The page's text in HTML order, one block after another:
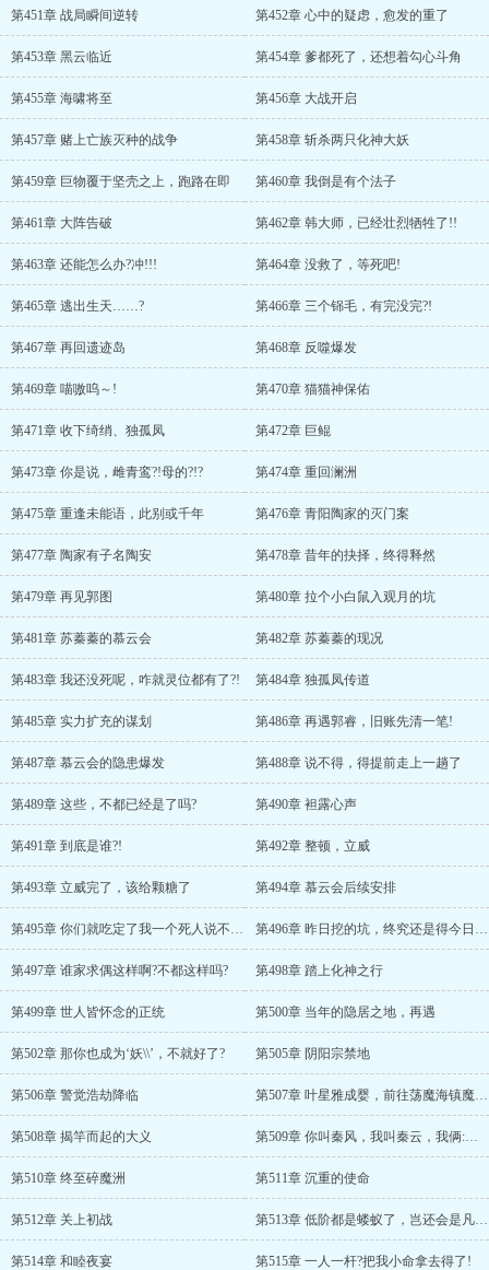
第451章 战局瞬间逆转 第452章 心中的疑虑，愈发的重了
第453章 黑云临近 第454章 爹都死了，还想着勾心斗角
第455章 海啸将至 第456章 大战开启
第457章 赌上亡族灭种的战争 第458章 斩杀两只化神大妖
第459章 巨物覆于坚壳之上，跑路在即 第460章 我倒是有个法子
第461章 大阵告破 第462章 韩大师，已经壮烈牺牲了!!
第463章 还能怎么办?冲!!! 第464章 没救了，等死吧!
第465章 逃出生天……? 第466章 三个铞毛，有完没完?!
第467章 再回遗迹岛 第468章 反噬爆发
第469章 喵嗷呜～! 第470章 猫猫神保佑
第471章 收下绮绡、独孤凤 第472章 巨鲲
第473章 你是说，雌青鸾?!母的?!? 第474章 重回澜洲
第475章 重逢未能语，此别或千年 第476章 青阳陶家的灭门案
第477章 陶家有子名陶安 第478章 昔年的抉择，终得释然
第479章 再见郭图 第480章 拉个小白鼠入观月的坑
第481章 苏蓁蓁的慕云会 第482章 苏蓁蓁的现况
第483章 我还没死呢，咋就灵位都有了?! 第484章 独孤凤传道
第485章 实力扩充的谋划 第486章 再遇郭睿，旧账先清一笔!
第487章 慕云会的隐患爆发 第488章 说不得，得提前走上一趟了
第489章 这些，不都已经是了吗? 第490章 袒露心声
第491章 到底是谁?! 第492章 整顿，立威
第493章 立威完了，该给颗糖了 第494章 慕云会后续安排
第495章 你们就吃定了我一个死人说不了话是吧?! 第496章 昨日挖的坑，终究还是得今日自己去踩
第497章 谁家求偶这样啊?不都这样吗? 第498章 踏上化神之行
第499章 世人皆怀念的正统 第500章 当年的隐居之地，再遇
第502章 那你也成为‘妖\\’，不就好了? 第505章 阴阳宗禁地
第506章 警觉浩劫降临 第507章 叶星雅成婴，前往荡魔海镇魔洲!
第508章 揭竿而起的大义 第509章 你叫秦风，我叫秦云，我俩:风云，雄霸天下!
第510章 终至碎魔洲 第511章 沉重的使命
第512章 关上初战 第513章 低阶都是蝼蚁了，岂还会是凡人为同族?
第514章 和睦夜宴 第515章 一人一杆?把我小命拿去得了!